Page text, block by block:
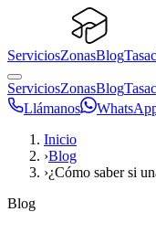
ServiciosZonasBlog
ServiciosZonasBlog
Llámanos
Inicio
›Blog
›¿Cómo saber si
Blog